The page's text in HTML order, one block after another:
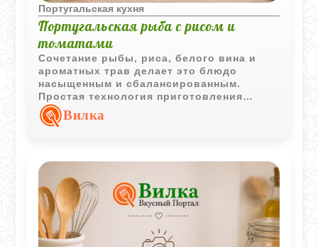
Португальская кухня
Португальская рыба с рисом и
томатами
Сочетание рыбы, риса, белого вина и
ароматных трав делает это блюдо
насыщенным и сбалансированным.
Простая технология приготовления
позволяет получить полноценный обед с
ярким средиземноморским характером.
Вилка